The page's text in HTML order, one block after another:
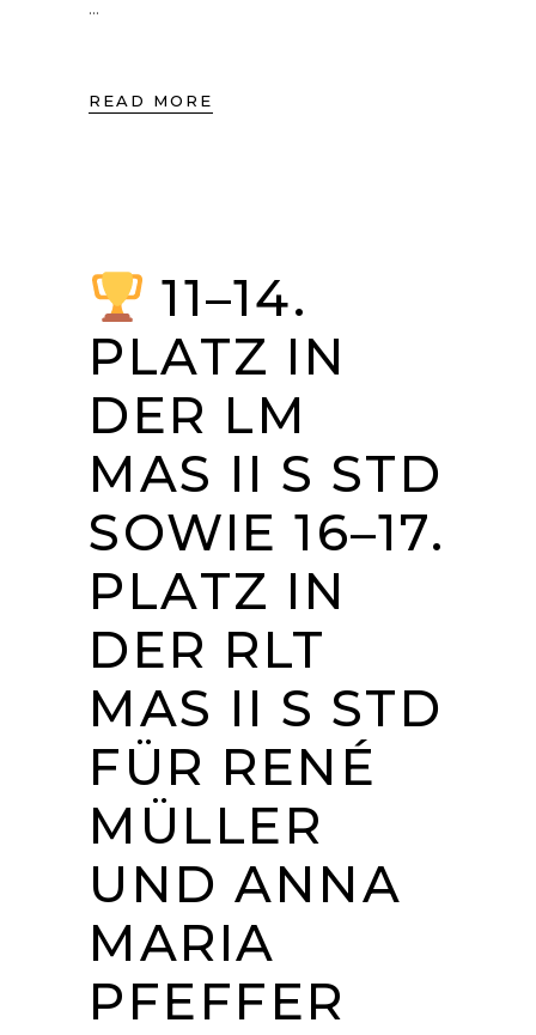
READ MORE
11–14.
PLATZ IN
DER LM
MAS II S STD
SOWIE 16–17.
PLATZ IN
DER RLT
MAS II S STD
FÜR RENÉ
MÜLLER
UND ANNA
MARIA
PFEFFER